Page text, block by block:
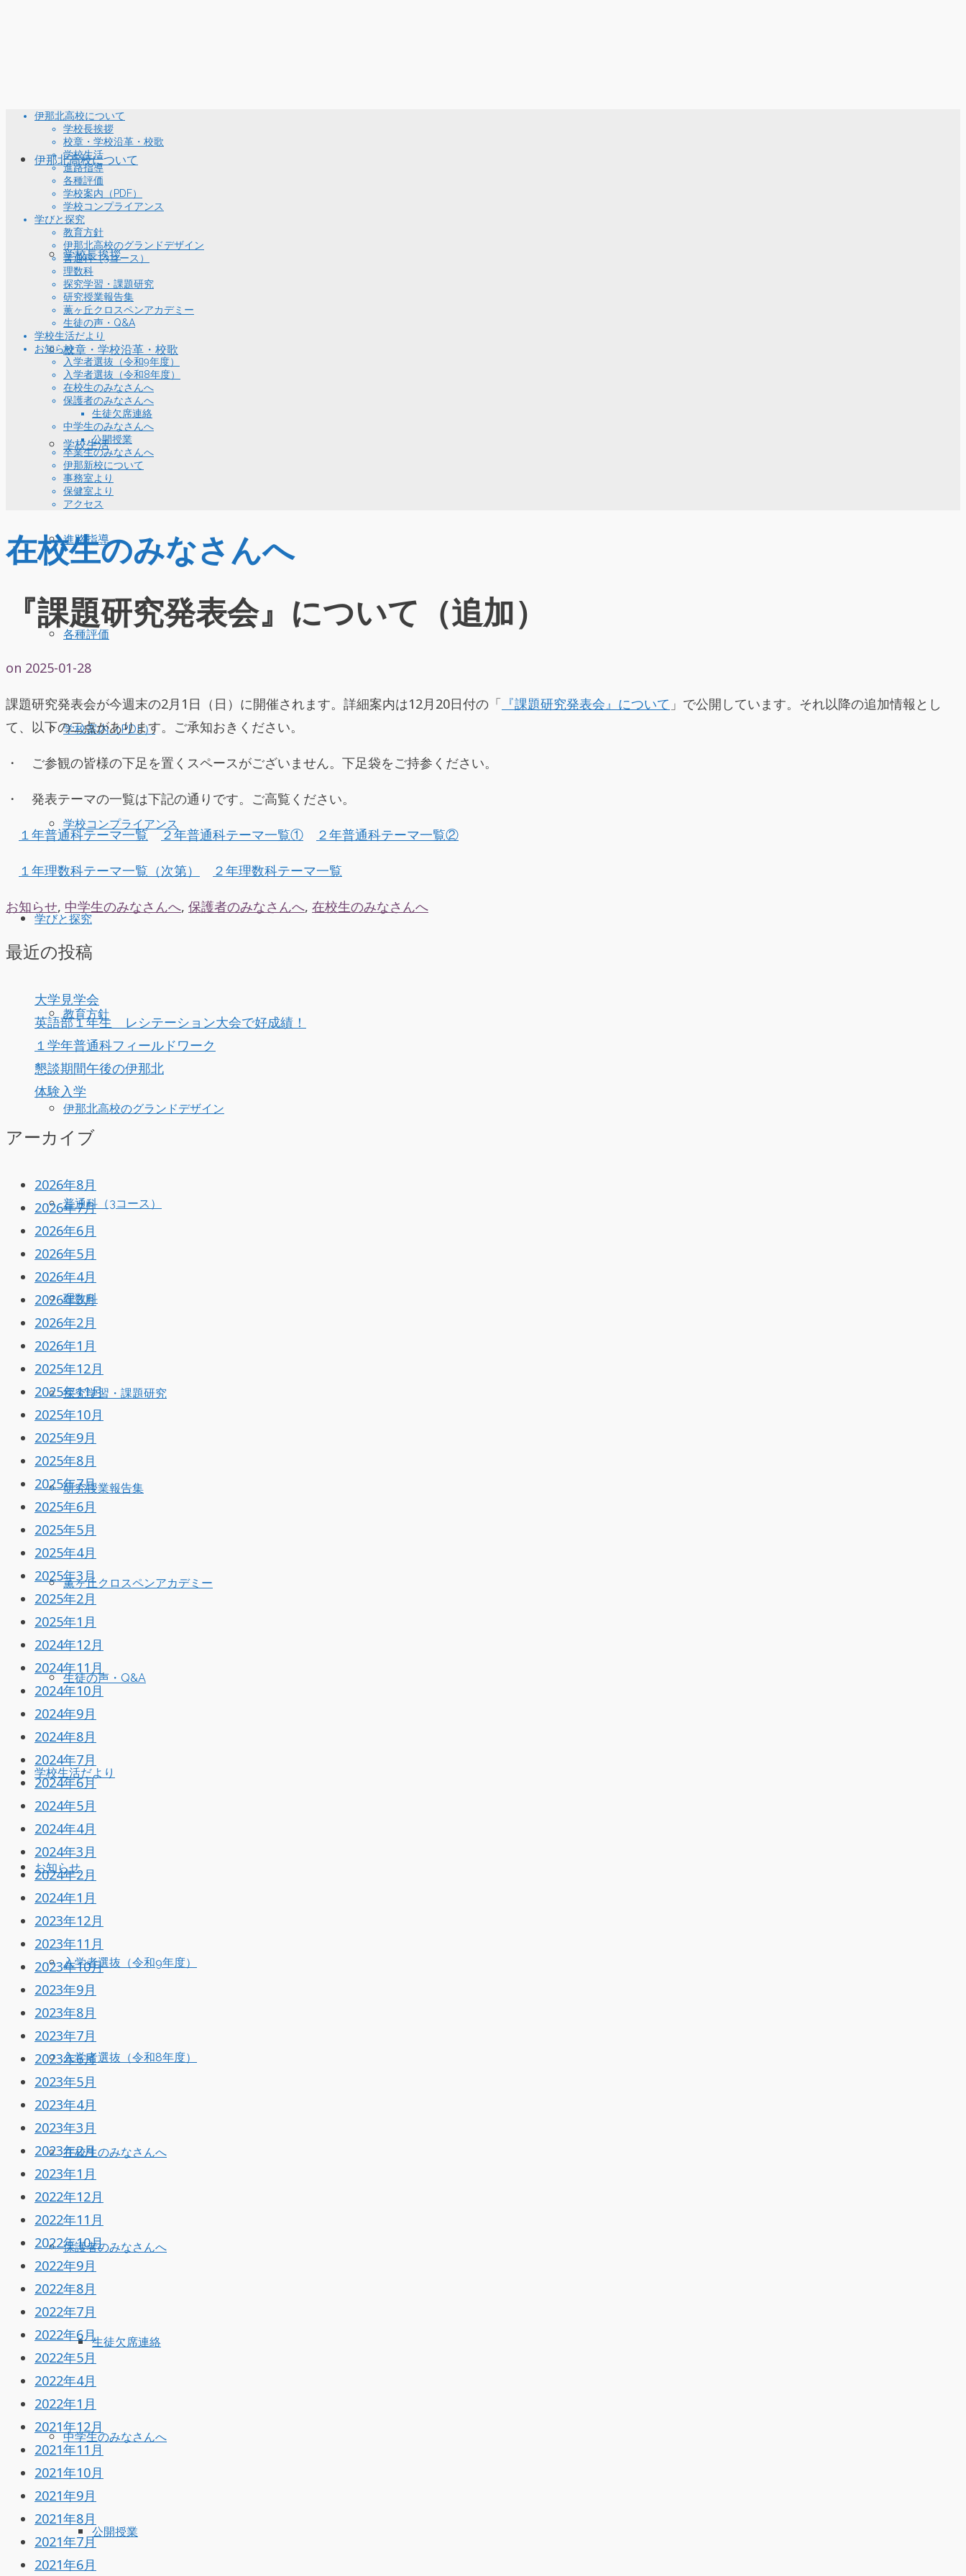
伊那北高校について
学校長挨拶
校章・学校沿革・校歌
学校生活
進路指導
各種評価
学校案内（PDF）
学校コンプライアンス
学びと探究
教育方針
伊那北高校のグランドデザイン
普通科（3コース）
理数科
探究学習・課題研究
研究授業報告集
薫ヶ丘クロスペンアカデミー
生徒の声・Q&A
学校生活だより
お知らせ
入学者選抜（令和9年度）
入学者選抜（令和8年度）
在校生のみなさんへ
保護者のみなさんへ
生徒欠席連絡
中学生のみなさんへ
公開授業
伊那北高校について
学校長挨拶
校章・学校沿革・校歌
学校生活
進路指導
各種評価
学校案内（PDF）
学校コンプライアンス
学びと探究
教育方針
伊那北高校のグランドデザイン
普通科（3コース）
理数科
探究学習・課題研究
研究授業報告集
薫ヶ丘クロスペンアカデミー
生徒の声・Q&A
学校生活だより
お知らせ
入学者選抜（令和9年度）
入学者選抜（令和8年度）
在校生のみなさんへ
保護者のみなさんへ
生徒欠席連絡
中学生のみなさんへ
公開授業
卒業生のみなさんへ
伊那新校について
事務室より
保健室より
アクセス
在校生のみなさんへ
『課題研究発表会』について（追加）
on 2025-01-28
課題研究発表会が今週末の2月1日（日）に開催されます。詳細案内は12月20日付の「 『課題研究発表会』について 」で公開しています。それ以降の追加情報とし
て、以下の二点があります。ご承知おきください。
・ ご参観の皆様の下足を置くスペースがございません。下足袋をご持参ください。
・ 発表テーマの一覧は下記の通りです。ご高覧ください。
１年普通科テーマ一覧 ２年普通科テーマ一覧① ２年普通科テーマ一覧②
１年理数科テーマ一覧（次第） ２年理数科テーマ一覧
お知らせ, 中学生のみなさんへ, 保護者のみなさんへ, 在校生のみなさんへ
最近の投稿
大学見学会
英語部１年生 レシテーション大会で好成績！
１学年普通科フィールドワーク
懇談期間午後の伊那北
体験入学
アーカイブ
2026年8月
2026年7月
2026年6月
2026年5月
2026年4月
2026年3月
2026年2月
2026年1月
2025年12月
2025年11月
2025年10月
2025年9月
2025年8月
2025年7月
2025年6月
2025年5月
2025年4月
2025年3月
2025年2月
2025年1月
2024年12月
2024年11月
2024年10月
2024年9月
2024年8月
2024年7月
2024年6月
2024年5月
2024年4月
2024年3月
2024年2月
2024年1月
2023年12月
2023年11月
2023年10月
2023年9月
2023年8月
2023年7月
2023年6月
2023年5月
2023年4月
2023年3月
2023年2月
2023年1月
2022年12月
2022年11月
2022年10月
2022年9月
2022年8月
2022年7月
2022年6月
2022年5月
2022年4月
2022年1月
2021年12月
2021年11月
2021年10月
2021年9月
2021年8月
2021年7月
2021年6月